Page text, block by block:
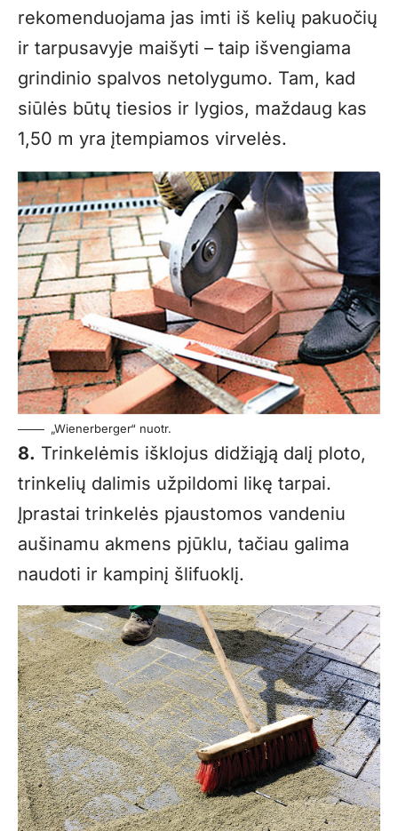
rekomenduojama jas imti iš kelių pakuočių
ir tarpusavyje maišyti – taip išvengiama
grindinio spalvos netolygumo. Tam, kad
siūlės būtų tiesios ir lygios, maždaug kas
1,50 m yra įtempiamos virvelės.
„Wienerberger“ nuotr.
8. Trinkelėmis išklojus didžiąją dalį ploto,
trinkelių dalimis užpildomi likę tarpai.
Įprastai trinkelės pjaustomos vandeniu
aušinamu akmens pjūklu, tačiau galima
naudoti ir kampinį šlifuoklį.